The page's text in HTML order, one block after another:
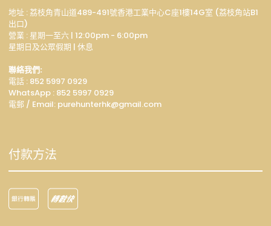
地址 : 荔枝角青山道489-491號香港工業中心C座1樓14G室 (荔枝角站B1
出口)
營業 : 星期一至六 | 12:00pm - 6:00pm
星期日及公眾假期 | 休息
聯絡我們:
電話 : 852 5997 0929
WhatsApp : 852 5997 0929
電郵 / Email: purehunterhk@gmail.com
付款方法